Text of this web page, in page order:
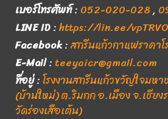
เบอร์โทรศัพท์: 052-020-028,
LINE ID:https://lin.ee/
Facebook:สกรีนแก้วกาแฟราคา
E-Mail:teeyaicr@gmail.com
ที่อยู่:โรงงานสกรีนแก้วขวัญใจมหา
(บ้านใหม่) ต.ริมกก อ.เมือง จ.เชียง
วัดร่องเสือเต้น)